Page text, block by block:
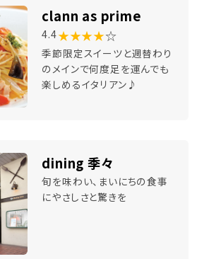
clann as prime
4.4★★★★☆
季節限定スイーツと週替わり
のメインで何度足を運んでも
楽しめるイタリアン♪
dining 季々
旬を味わい、まいにちの食事
にやさしさと驚きを